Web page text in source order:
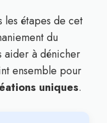
les étapes de cet
du
aider à dénicher
ensemble pour
uniques.